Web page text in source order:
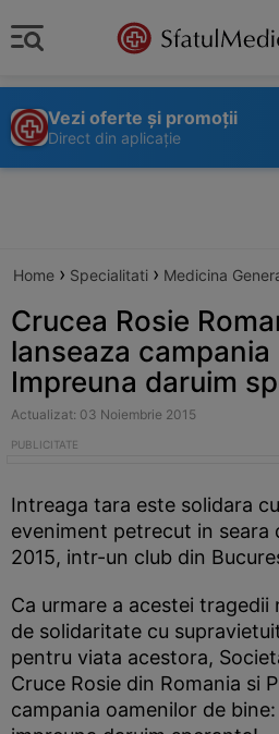
Vezi oferte și promoții
Direct din aplicație
Home › Specialitati › Medicina
Crucea Rosie
lanseaza
Impreuna daruim
Actualizat: 03 Noiembrie 2015
Intreaga tara este solidara
eveniment petrecut in seara
2015, intr-un club din
Ca urmare a acestei
de solidaritate cu
pentru viata acestora,
Cruce Rosie din Romania si
campania oamenilor de